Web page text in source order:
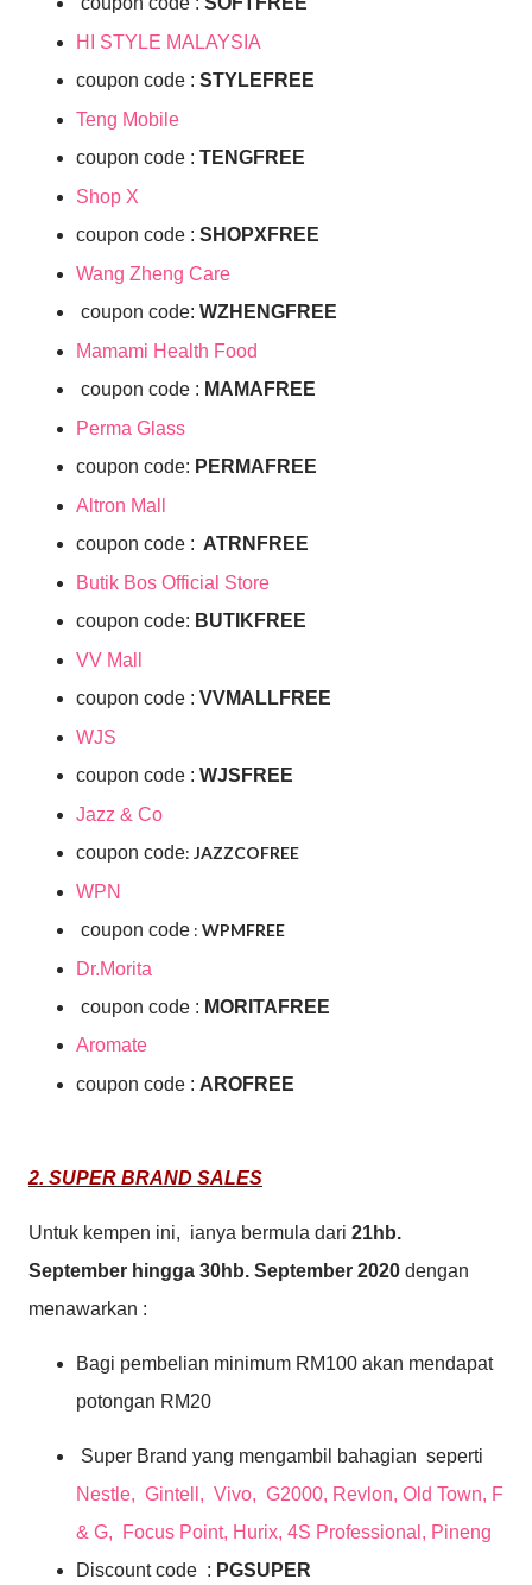
HI STYLE MALAYSIA
coupon code : STYLEFREE
Teng Mobile
coupon code : TENGFREE
Shop X
coupon code : SHOPXFREE
Wang Zheng Care
coupon code: WZHENGFREE
Mamami Health Food
coupon code : MAMAFREE
Perma Glass
coupon code: PERMAFREE
Altron Mall
coupon code : ATRNFREE
Butik Bos Official Store
coupon code: BUTIKFREE
VV Mall
coupon code : VVMALLFREE
WJS
coupon code : WJSFREE
Jazz & Co
coupon code: JAZZCOFREE
WPN
coupon code : WPMFREE
Dr.Morita
coupon code : MORITAFREE
Aromate
coupon code : AROFREE
2. SUPER BRAND SALES
Untuk kempen ini, ianya bermula dari 21hb.
September hingga 30hb. September 2020 dengan
menawarkan :
Bagi pembelian minimum RM100 akan mendapat
potongan RM20
Super Brand yang mengambil bahagian seperti
Nestle, Gintell, Vivo, G2000, Revlon, Old Town, F
& G, Focus Point, Hurix, 4S Professional, Pineng
Discount code : PGSUPER